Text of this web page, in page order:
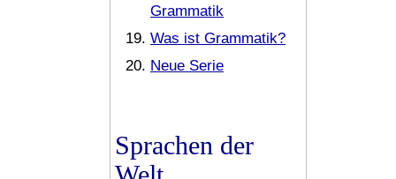
Grammatik
Was ist Grammatik?
Neue Serie
Sprachen der